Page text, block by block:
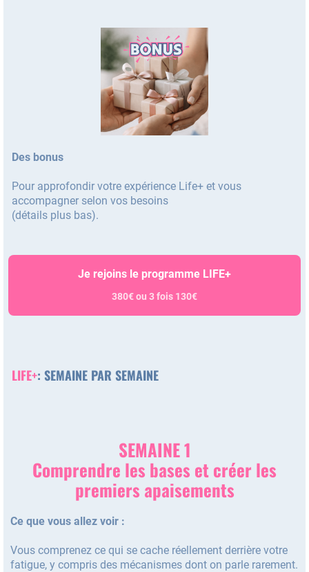
Des bonus
Pour approfondir votre expérience Life+ et vous
accompagner selon vos besoins
(détails plus bas).
Je rejoins le programme LIFE+
380€ ou 3 fois 130€
LIFE+: SEMAINE PAR SEMAINE
SEMAINE 1
Comprendre les bases et créer les
premiers apaisements
Ce que vous allez voir :
Vous comprenez ce qui se cache réellement derrière votre
fatigue, y compris des mécanismes dont on parle rarement.